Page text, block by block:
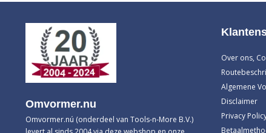
Omvormer.nu
Omvormer.nú (onderdeel van Tools-n-More B.V.)
Over ons,
Algemene
Disclaimer
Privacy